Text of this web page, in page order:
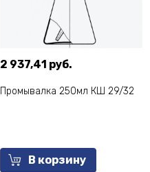
2 937,41 руб.
Промывалка 250мл КШ 29/32
В корзину